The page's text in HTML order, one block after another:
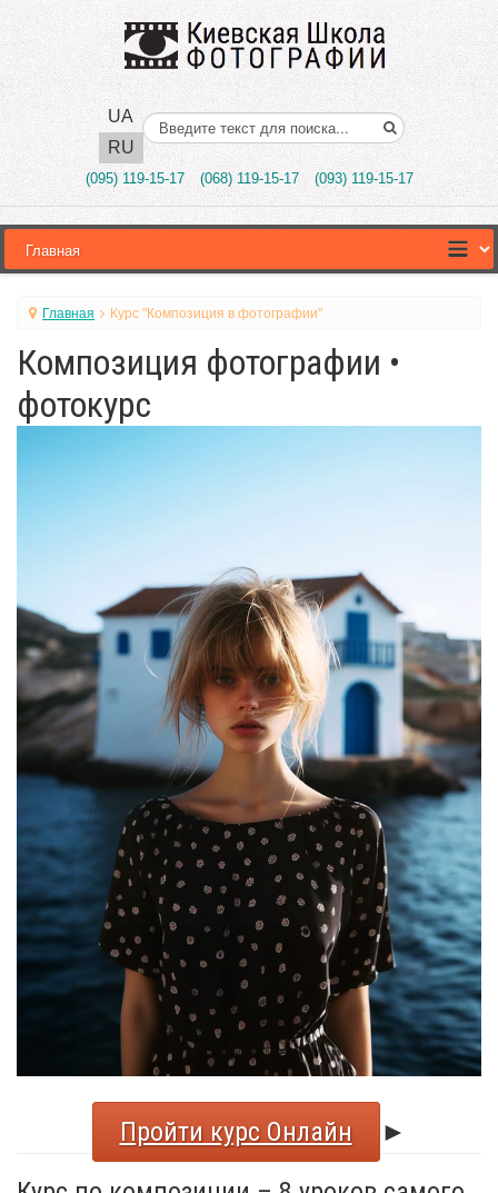
UA
RU
Поиск..
(095) 119-15-17 (068) 119-15-17 (093) 119-15-17
Главная Курс "Композиция в фотографии"
Композиция фотографии •
фотокурс
Пройти курс Онлайн
►